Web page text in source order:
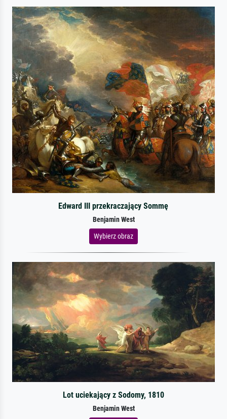
Edward III przekraczający Sommę
Benjamin West
Wybierz obraz
Lot uciekający z Sodomy, 1810
Benjamin West